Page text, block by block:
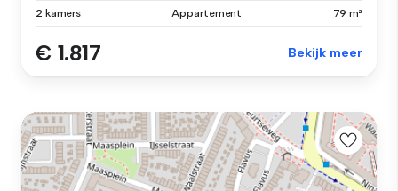
2 kamers Appartement 79 m²
€ 1.817 Bekijk meer